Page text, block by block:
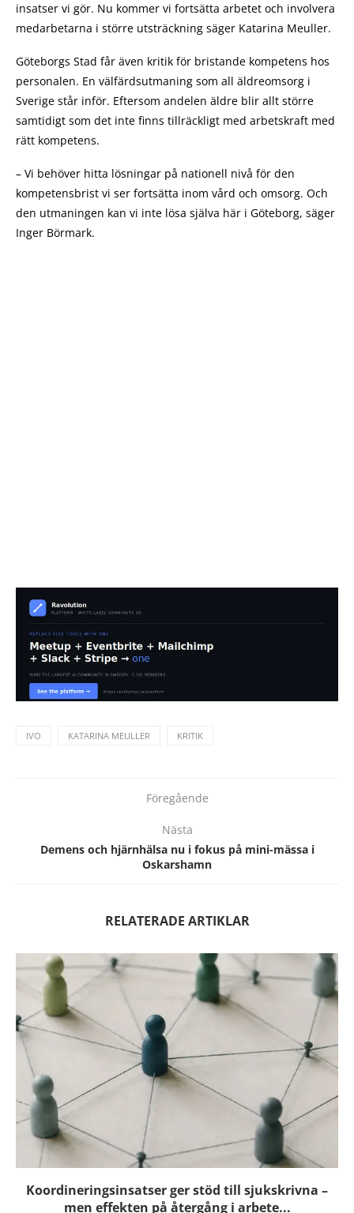
insatser vi gör. Nu kommer vi fortsätta arbetet och involvera
medarbetarna i större utsträckning säger Katarina Meuller.
Göteborgs Stad får även kritik för bristande kompetens hos
personalen. En välfärdsutmaning som all äldreomsorg i
Sverige står inför. Eftersom andelen äldre blir allt större
samtidigt som det inte finns tillräckligt med arbetskraft med
rätt kompetens.
– Vi behöver hitta lösningar på nationell nivå för den
kompetensbrist vi ser fortsätta inom vård och omsorg. Och
den utmaningen kan vi inte lösa själva här i Göteborg, säger
Inger Börmark.
IVO KATARINA MEULLER KRITIK
Föregående
Nästa
Demens och hjärnhälsa nu i fokus på mini-mässa i
Oskarshamn
RELATERADE ARTIKLAR
Koordineringsinsatser ger stöd till sjukskrivna –
men effekten på återgång i arbete...